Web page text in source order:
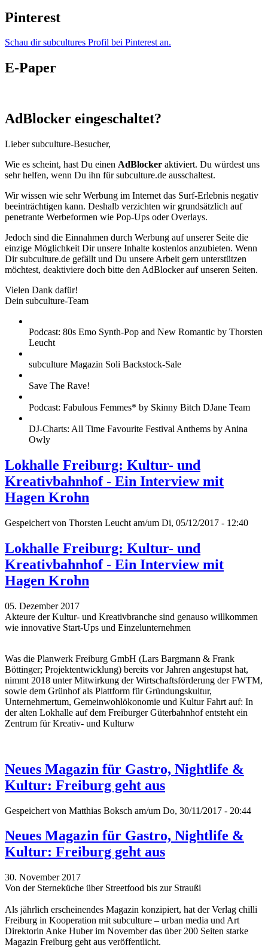
Pinterest
Schau dir subcultures Profil bei Pinterest an.
E-Paper
AdBlocker eingeschaltet?
Lieber subculture-Besucher,
Wie es scheint, hast Du einen AdBlocker aktiviert. Du würdest uns
sehr helfen, wenn Du ihn für subculture.de ausschaltest.
Wir wissen wie sehr Werbung im Internet das Surf-Erlebnis negativ
beeinträchtigen kann. Deshalb verzichten wir grundsätzlich auf
penetrante Werbeformen wie Pop-Ups oder Overlays.
Jedoch sind die Einnahmen durch Werbung auf unserer Seite die
einzige Möglichkeit Dir unsere Inhalte kostenlos anzubieten. Wenn
Dir subculture.de gefällt und Du unsere Arbeit gern unterstützen
möchtest, deaktiviere doch bitte den AdBlocker auf unseren Seiten.
Vielen Dank dafür!
Dein subculture-Team
Podcast: 80s Emo Synth-Pop and New Romantic by Thorsten
Leucht
subculture Magazin Soli Backstock-Sale
Save The Rave!
Podcast: Fabulous Femmes* by Skinny Bitch DJane Team
DJ-Charts: All Time Favourite Festival Anthems by Anina
Owly
Lokhalle Freiburg: Kultur- und
Kreativbahnhof - Ein Interview mit
Hagen Krohn
Gespeichert von Thorsten Leucht am/um Di, 05/12/2017 - 12:40
Lokhalle Freiburg: Kultur- und
Kreativbahnhof - Ein Interview mit
Hagen Krohn
05. Dezember 2017
Akteure der Kultur- und Kreativbranche sind genauso willkommen
wie innovative Start-Ups und Einzelunternehmen
Was die Planwerk Freiburg GmbH (Lars Bargmann & Frank
Böttinger; Projektentwicklung) bereits vor Jahren angestupst hat,
nimmt 2018 unter Mitwirkung der Wirtschaftsförderung der FWTM,
sowie dem Grünhof als Plattform für Gründungskultur,
Unternehmertum, Gemeinwohlökonomie und Kultur Fahrt auf: In
der alten Lokhalle auf dem Freiburger Güterbahnhof entsteht ein
Zentrum für Kreativ- und Kulturw
Neues Magazin für Gastro, Nightlife &
Kultur: Freiburg geht aus
Gespeichert von Matthias Boksch am/um Do, 30/11/2017 - 20:44
Neues Magazin für Gastro, Nightlife &
Kultur: Freiburg geht aus
30. November 2017
Von der Sterneküche über Streetfood bis zur Straußi
Als jährlich erscheinendes Magazin konzipiert, hat der Verlag chilli
Freiburg in Kooperation mit subculture – urban media und Art
Direktorin Anke Huber im November das über 200 Seiten starke
Magazin Freiburg geht aus veröffentlicht.